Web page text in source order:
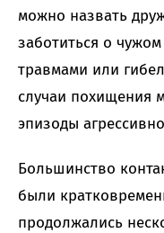
можно назвать
заботиться о
травмами или
случаи похищения
эпизоды
Большинство
были
продолжались